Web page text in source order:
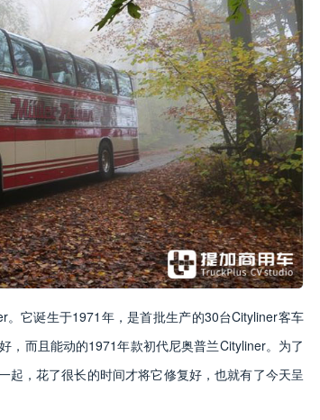
它诞生于1971年，是首批生产的30台Cityliner客车
，而且能动的1971年款初代尼奥普兰Cityliner。为了
，花了很长的时间才将它修复好，也就有了今天呈